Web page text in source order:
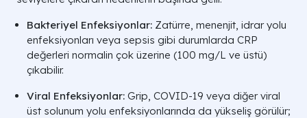
Bakteriyel Enfeksiyonlar: Zatürre, menenjit, idrar yolu
enfeksiyonları veya sepsis gibi durumlarda CRP
değerleri normalin çok üzerine (100 mg/L ve üstü)
çıkabilir.
Viral Enfeksiyonlar: Grip, COVID-19 veya diğer viral
üst solunum yolu enfeksiyonlarında da yükseliş görülür;